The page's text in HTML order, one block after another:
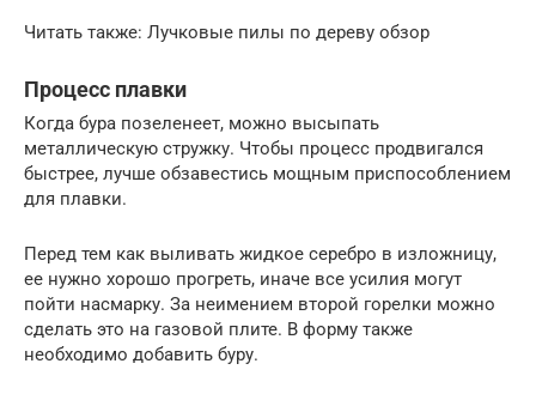
Читать также: Лучковые пилы по дереву обзор
Процесс плавки
Когда бура позеленеет, можно высыпать
металлическую стружку. Чтобы процесс продвигался
быстрее, лучше обзавестись мощным приспособлением
для плавки.
Перед тем как выливать жидкое серебро в изложницу,
ее нужно хорошо прогреть, иначе все усилия могут
пойти насмарку. За неимением второй горелки можно
сделать это на газовой плите. В форму также
необходимо добавить буру.